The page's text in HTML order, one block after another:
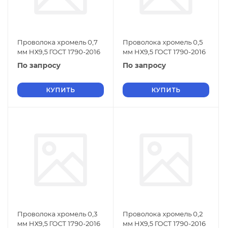
Проволока хромель 0,7
мм НХ9,5 ГОСТ 1790-2016
По запросу
КУПИТЬ
Проволока хромель 0,5
мм НХ9,5 ГОСТ 1790-2016
По запросу
КУПИТЬ
Проволока хромель 0,3
мм НХ9,5 ГОСТ 1790-2016
Проволока хромель 0,2
мм НХ9,5 ГОСТ 1790-2016